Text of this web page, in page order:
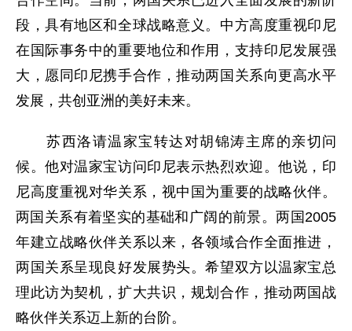
段，具有地区和全球战略意义。中方高度重视印尼
在国际事务中的重要地位和作用，支持印尼发展强
大，愿同印尼携手合作，推动两国关系向更高水平
发展，共创亚洲的美好未来。
苏西洛请温家宝转达对胡锦涛主席的亲切问
候。他对温家宝访问印尼表示热烈欢迎。他说，印
尼高度重视对华关系，视中国为重要的战略伙伴。
两国关系有着坚实的基础和广阔的前景。两国2005
年建立战略伙伴关系以来，各领域合作全面推进，
两国关系呈现良好发展势头。希望双方以温家宝总
理此访为契机，扩大共识，规划合作，推动两国战
略伙伴关系迈上新的台阶。